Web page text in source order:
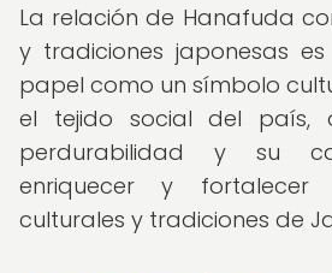
La relación de Hanafuda
y tradiciones japonesas
papel como un símbolo
el tejido social del país,
perdurabilidad y su
enriquecer y fortalecer
culturales y tradiciones de